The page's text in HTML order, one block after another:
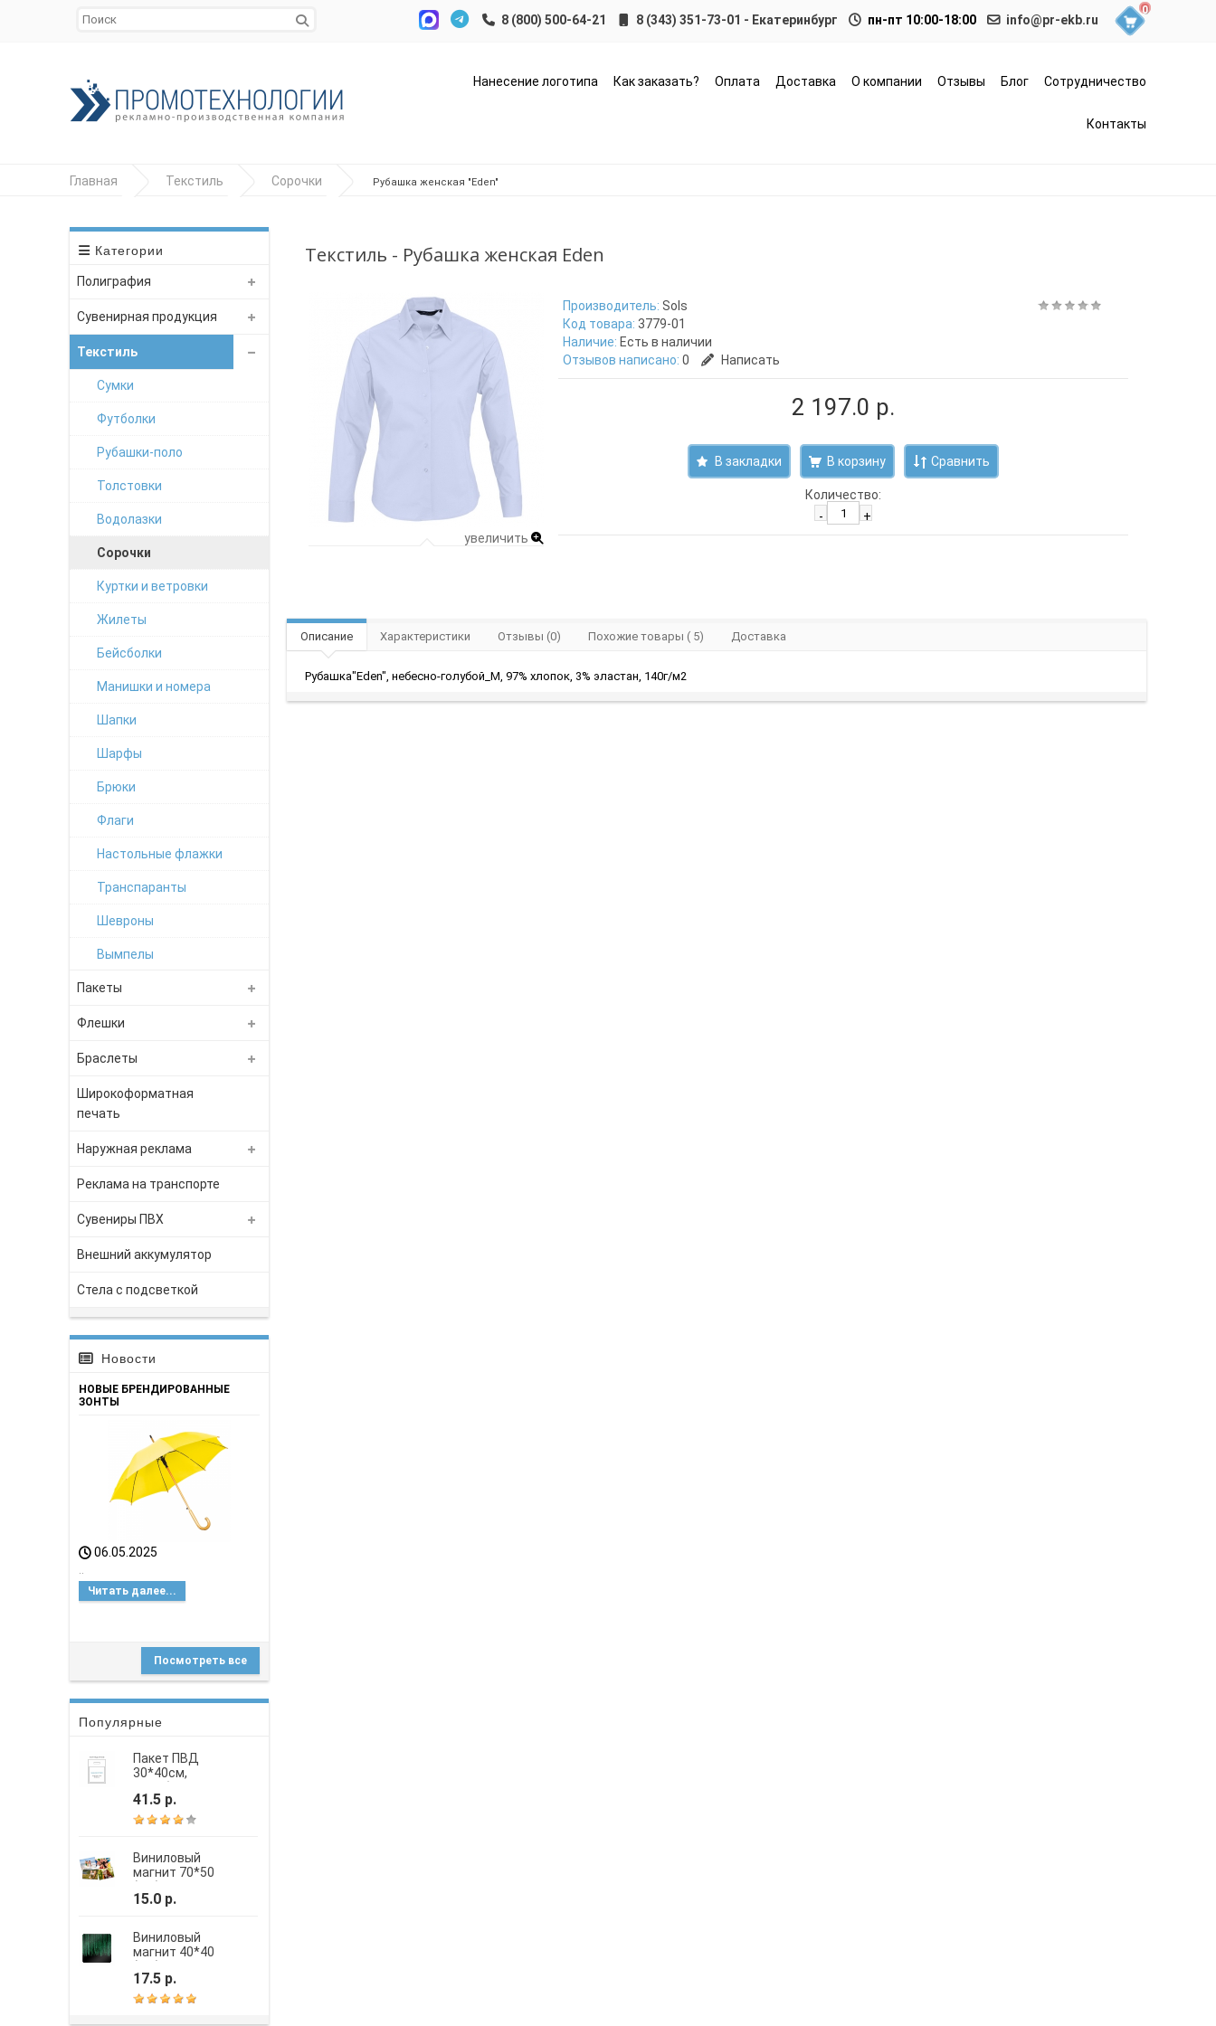
8 (343) 351-73-01 - Екатеринбург пн-пт 10:00-18:00 info@pr-ekb.ru
0
Нанесение логотипа Как заказать? Оплата Доставка О компании Отзывы Блог Сотрудничество
Контакты
Главная Текстиль Сорочки Рубашка женская "Eden"
Категории
Полиграфия
Сувенирная продукция
Текстиль
Сумки
Футболки
Рубашки-поло
Толстовки
Водолазки
Сорочки
Куртки и ветровки
Жилеты
Бейсболки
Манишки и номера
Шапки
Шарфы
Брюки
Флаги
Настольные флажки
Транспаранты
Шевроны
Вымпелы
Пакеты
Флешки
Браслеты
Широкоформатная
печать
Наружная реклама
Реклама на транспорте
Сувениры ПВХ
Внешний аккумулятор
Стела с подсветкой
Новости
НОВЫЕ БРЕНДИРОВАННЫЕ
ЗОНТЫ
06.05.2025
..
Читать далее...
Посмотреть все
Популярные
Пакет ПВД
30*40см,
усиленная ручка,
шелкография
41.5 р.
Виниловый
магнит 70*50
15.0 р.
Виниловый
магнит 40*40
17.5 р.
Текстиль - Рубашка женская Eden
увеличить
Производитель: Sols
Код товара: 3779-01
Наличие: Есть в наличии
Отзывов написано: 0 Написать
2 197.0 р.
В закладки Сравнить
Количество:
-
+
Описание Характеристики Отзывы (0) Похожие товары ( 5) Доставка
Рубашка"Eden", небесно-голубой_M, 97% хлопок, 3% эластан, 140г/м2